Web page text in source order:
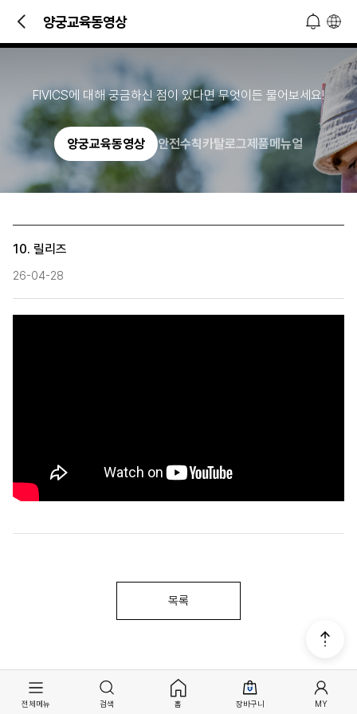
빠른 문의 및 소식 접하기!
오늘 하루 열지 않기
양궁교육동영상
FIVICS에 대해 궁금하신 점이 있다면 무엇이든 물어보세요!
양궁교육동영상 안전수칙카탈로그제품메뉴얼
10. 릴리즈
26-04-28
목록
전체메뉴 검색 홈 장바구니 MY